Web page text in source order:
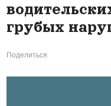
грубых
Поделиться